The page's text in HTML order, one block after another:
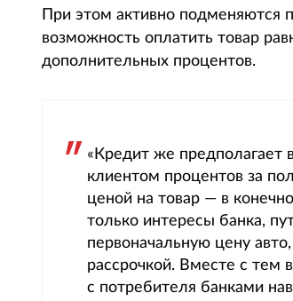
При этом активно подменяются
возможность оплатить товар
дополнительных процентов.
«Кредит же предполагает
клиентом процентов за
ценой на товар — в
только интересы банка,
первоначальную цену
рассрочкой. Вместе с тем
с потребителя банками